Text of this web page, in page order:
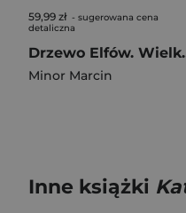
59,99 zł - sugerowana cena
detaliczna
Drzewo
Minor Marcin
Inne książki